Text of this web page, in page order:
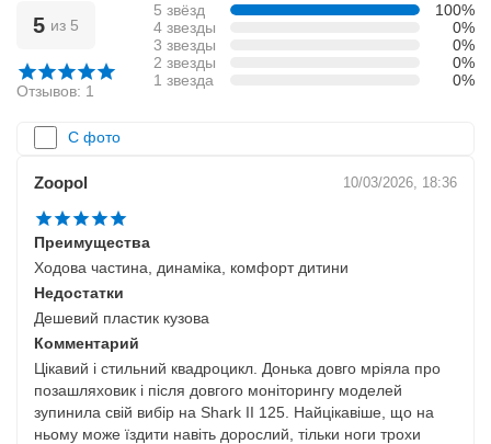
5 из 5
Отзывов: 1
5 звёзд
100%
4 звезды
0%
3 звезды
0%
2 звезды
0%
1 звезда
0%
С фото
Zoopol 10/03/2026, 18:36
Преимущества
Ходова частина, динаміка, комфорт дитини
Недостатки
Дешевий пластик кузова
Комментарий
Цікавий і стильний квадроцикл. Донька довго мріяла про
позашляховик і після довгого моніторингу моделей
зупинила свій вибір на Shark II 125. Найцікавіше, що на
ньому може їздити навіть дорослий, тільки ноги трохи